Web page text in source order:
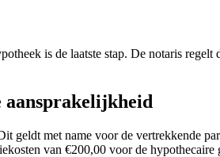
is de laatste stap. De notaris
aansprakelijkheid
met name voor de vertrekkende
van €200,00 voor de